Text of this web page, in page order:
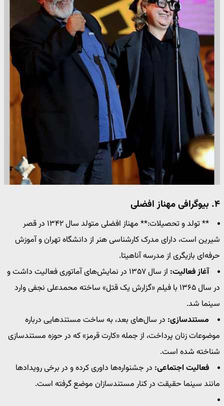
۴. بیوگرافی مهناز افضلی
** تولد و تحصیلات:** مهناز افضلی متولد سال ۱۳۴۲ در قصر
شیرین است، دارای مدرک کارشناسی هنر از دانشگاه تهران و آموزش
حرفه‌ای بازیگری از مدرسه آناهیتا.
آغاز فعالیت:
از سال ۱۳۵۷ در نمایش‌های آماتوری فعالیت داشت و
در سال ۱۳۶۵ با فیلم «گزارش یک قتل» ساخته محمدعلی نجفی وارد
سینما شد.
مستندسازی: در سال‌های بعد، به ساخت مستندهایی درباره
موضوعات زنان پرداخت، از جمله «کارت قرمز» که در حوزه مستندسازی
شناخته شده است.
فعالیت اجتماعی: در جشنواره‌ها داوری کرده و در برخی رویدادها
مانند سینما حقیقت در کنار مستندسازان موضع گرفته است.